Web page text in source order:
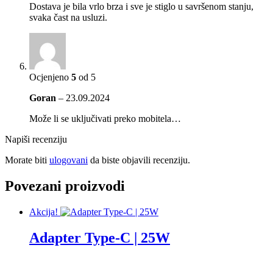
Dostava je bila vrlo brza i sve je stiglo u savršenom stanju,
svaka čast na usluzi.
Ocjenjeno 5 od 5
Goran – 23.09.2024
Može li se uključivati preko mobitela…
Napiši recenziju
Morate biti ulogovani da biste objavili recenziju.
Povezani proizvodi
Akcija!
Adapter Type-C | 25W